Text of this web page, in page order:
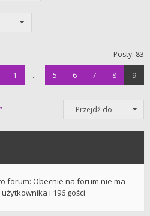
Posty: 83
1 … 5 6 7 8 9
Przejdź do
forum: Obecnie na forum nie ma
i 196 gości